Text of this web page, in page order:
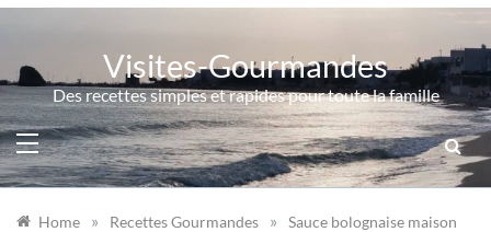
Skip
Visites-Gourmandes
Des recettes simples et rapides pour toute la famille
Home » Recettes Gourmandes »
Sauce bolognaise maison